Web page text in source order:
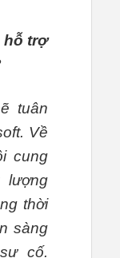
hỗ trợ
tuân
Về
cung
lượng
thời
sàng
cố.